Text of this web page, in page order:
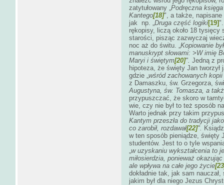
zatytułowany „Podręczna
Kantego[18]", a także, napisane
jak np. „Druga część logiki[19]
rękopisy, liczą około 18 tysięcy
starości, pisząc zazwyczaj
noc aż do świtu. „Kopiowanie
manuskrypt słowami: >W imię
Maryi i świętym[20]". Jedną z
hipoteza, że święty Jan tworzył
gdzie „wśród zachowanych
z Damaszku, św. Grzegorza,
Augustyna, św. Tomasza, a
przypuszczać, że skoro w
wie, czy nie był to też sposób
Warto jednak przy takim
Kantym przeszła do tradycji
co zarobił, rozdawał[22]".
w ten sposób pieniądze, święty
studentów. Jest to o tyle
„w uzyskaniu wykształcenia to
miłosierdzia, ponieważ
ale wpływa na całe jego życie
dokładnie tak, jak sam
jakim był dla niego Jezus